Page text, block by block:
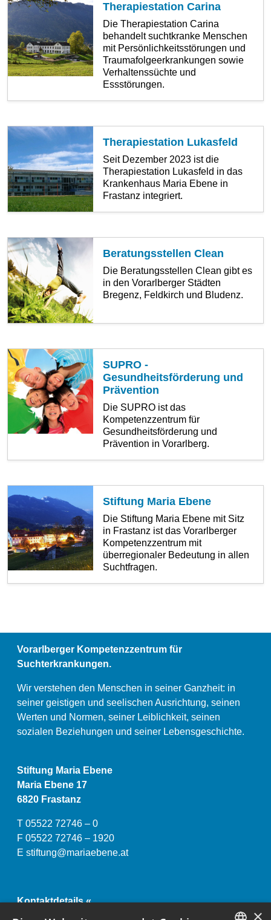
Therapiestation Carina
Die Therapiestation Carina
behandelt suchtkranke Menschen
mit Persönlichkeitsstörungen und
Traumafolgeerkrankungen sowie
Verhaltenssüchte und
Essstörungen.
Therapiestation Lukasfeld
Seit Dezember 2023 ist die
Therapiestation Lukasfeld in das
Krankenhaus Maria Ebene in
Frastanz integriert.
Beratungsstellen Clean
Die Beratungsstellen Clean gibt es
in den Vorarlberger Städten
Bregenz, Feldkirch und Bludenz.
SUPRO -
Gesundheitsförderung und
Prävention
Die SUPRO ist das
Kompetenzzentrum für
Gesundheitsförderung und
Prävention in Vorarlberg.
Stiftung Maria Ebene
Die Stiftung Maria Ebene mit Sitz
in Frastanz ist das Vorarlberger
Kompetenzzentrum mit
überregionaler Bedeutung in allen
Suchtfragen.
Vorarlberger Kompetenzzentrum für
Suchterkrankungen.
Wir verstehen den Menschen in seiner Ganzheit: in
seiner geistigen und seelischen Ausrichtung, seinen
Werten und Normen, seiner Leiblichkeit, seinen
sozialen Beziehungen und seiner Lebensgeschichte.
Stiftung Maria Ebene
Maria Ebene 17
6820 Frastanz
T 05522 72746 – 0
F 05522 72746 – 1920
E stiftung@mariaebene.at
Kontaktdetails «
×